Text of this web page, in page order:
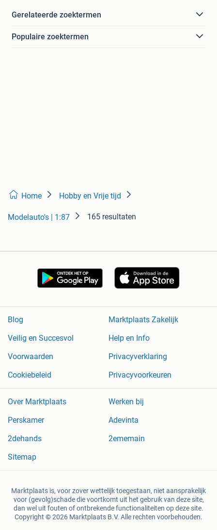
Gerelateerde zoektermen
Populaire zoektermen
Home Hobby en Vrije tijd
Modelauto's | 1:87 165 resultaten
Blog
Marktplaats Zakelijk
Veilig en Succesvol
Help en Info
Voorwaarden
Privacyverklaring
Cookiebeleid
Privacyvoorkeuren
Over Marktplaats
Werken bij
Perskamer
Adevinta
2dehands
2ememain
Sitemap
Marktplaats is, voor zover wettelijk toegestaan, niet aansprakelijk
voor (gevolg)schade die voortkomt uit het gebruik van deze site,
dan wel uit fouten of ontbrekende functionaliteiten op deze site.
Copyright © 2026 Marktplaats B.V. Alle rechten voorbehouden.